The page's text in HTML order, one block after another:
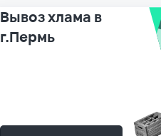
Вывоз хлама в
г.Пермь